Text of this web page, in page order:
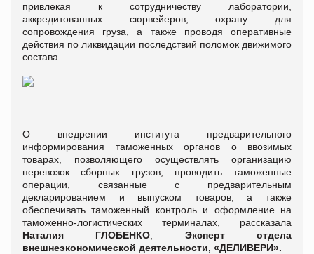
привлекая к сотрудничеству лаборатории,
аккредитованных сюрвейеров, охрану для
сопровождения груза, а также проводя оперативные
действия по ликвидации последствий поломок движимого
состава.
О внедрении института предварительного
информирования таможенных органов о ввозимых
товарах, позволяющего осуществлять организацию
перевозок сборных грузов, проводить таможенные
операции, связанные с предварительным
декларированием и выпуском товаров, а также
обеспечивать таможенный контроль и оформление на
таможенно-логистических терминалах, рассказала
Наталия ГЛОБЕНКО
Эксперт отдела
внешнеэкономической деятельности, «ДЕЛИВЕРИ».